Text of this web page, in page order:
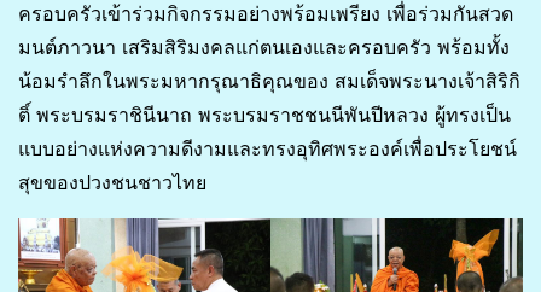
ครอบครัวเข้าร่วมกิจกรรมอย่างพร้อมเพรียง เพื่อร่วมกันสวด
มนต์ภาวนา เสริมสิริมงคลแก่ตนเองและครอบครัว พร้อมทั้ง
น้อมรำลึกในพระมหากรุณาธิคุณของ สมเด็จพระนางเจ้าสิริกิ
ติ์ พระบรมราชินีนาถ พระบรมราชชนนีพันปีหลวง ผู้ทรงเป็น
แบบอย่างแห่งความดีงามและทรงอุทิศพระองค์เพื่อประโยชน์
สุขของปวงชนชาวไทย